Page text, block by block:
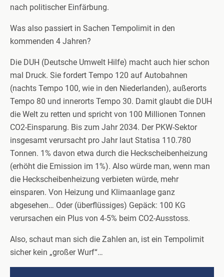
nach politischer Einfärbung.
Was also passiert in Sachen Tempolimit in den
kommenden 4 Jahren?
Die DUH (Deutsche Umwelt Hilfe) macht auch hier schon
mal Druck. Sie fordert Tempo 120 auf Autobahnen
(nachts Tempo 100, wie in den Niederlanden), außerorts
Tempo 80 und innerorts Tempo 30. Damit glaubt die DUH
die Welt zu retten und spricht von 100 Millionen Tonnen
CO2-Einsparung. Bis zum Jahr 2034. Der PKW-Sektor
insgesamt verursacht pro Jahr laut Statisa 110.780
Tonnen. 1% davon etwa durch die Heckscheibenheizung
(erhöht die Emission im 1%). Also würde man, wenn man
die Heckscheibenheizung verbieten würde, mehr
einsparen. Von Heizung und Klimaanlage ganz
abgesehen… Oder (überflüssiges) Gepäck: 100 KG
verursachen ein Plus von 4-5% beim CO2-Ausstoss.
Also, schaut man sich die Zahlen an, ist ein Tempolimit
sicher kein „großer Wurf“…